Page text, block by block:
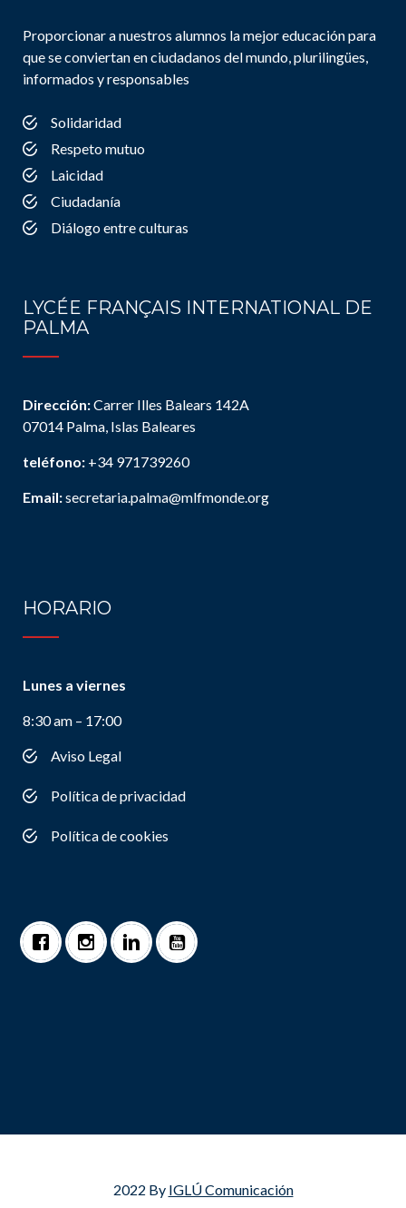
Proporcionar a nuestros alumnos la mejor educación para
que se conviertan en ciudadanos del mundo, plurilingües,
informados y responsables
Solidaridad
Respeto mutuo
Laicidad
Ciudadanía
Diálogo entre culturas
LYCÉE FRANÇAIS INTERNATIONAL DE
PALMA
Dirección:Carrer Illes Balears 142A
07014 Palma, Islas Baleares
teléfono: +34 971739260
Email:secretaria.palma@mlfmonde.org
HORARIO
Lunes a viernes
8:30 am – 17:00
Aviso Legal
Política de privacidad
Política de cookies
2022 By IGLÚ Comunicación